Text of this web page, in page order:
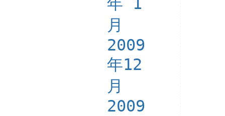
月
2009
年12
月
2009